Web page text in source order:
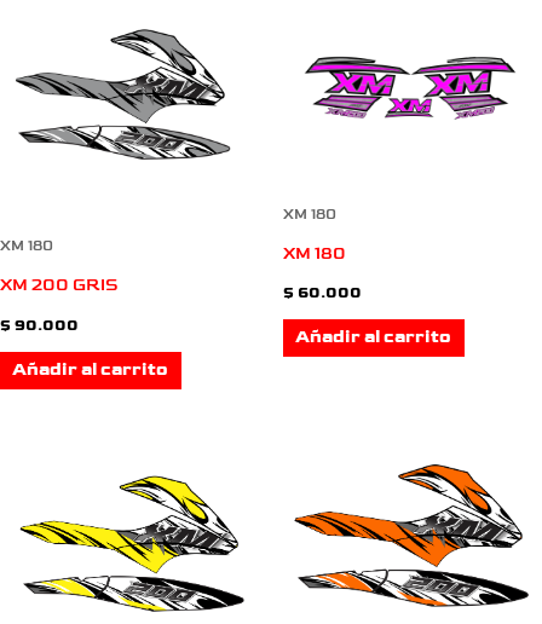
XM 180
XM 200 GRIS
$ 90.000
Añadir al carrito
XM 180
XM 180
$ 60.000
Añadir al carrito